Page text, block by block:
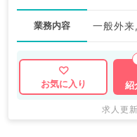
業務内容 一般外
お気に入り
紹
求人更